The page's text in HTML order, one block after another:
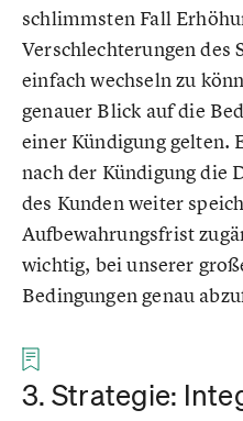
schlimmsten Fall
Verschlechterungen des
einfach wechseln zu
genauer Blick auf die
einer Kündigung gelten.
nach der Kündigung die
des Kunden weiter
Aufbewahrungsfrist
wichtig, bei unserer
Bedingungen genau
3. Strategie: